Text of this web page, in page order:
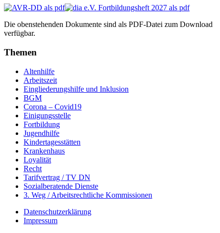
Die obenstehenden Dokumente sind als PDF-Datei zum Download
verfügbar.
Themen
Altenhilfe
Arbeitszeit
Eingliederungshilfe und Inklusion
BGM
Corona – Covid19
Einigungsstelle
Fortbildung
Jugendhilfe
Kindertagesstätten
Krankenhaus
Loyalität
Recht
Tarifvertrag / TV DN
Sozialberatende Dienste
3. Weg / Arbeitsrechtliche Kommissionen
Datenschutzerklärung
Impressum